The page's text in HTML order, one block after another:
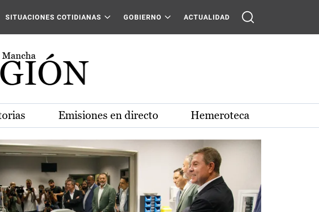
SITUACIONES COTIDIANAS GOBIERNO ACTUALIDAD
Emisiones en directo Hemeroteca